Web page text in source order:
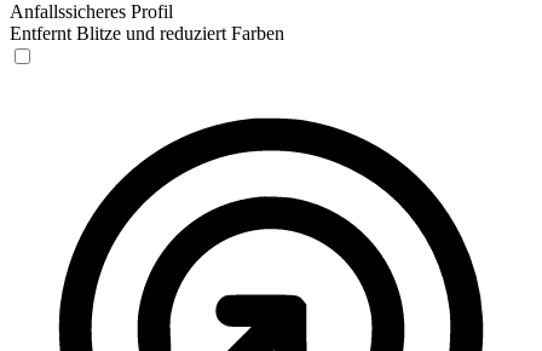
Anfallssicheres Profil
Entfernt Blitze und reduziert Farben